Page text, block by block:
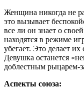
Женщина никогда не
это вызывает
все ли он знает о
находятся в режиме
убегает. Это делает
Девушка останется
доблестным рыцарем-
Аспекты союза: